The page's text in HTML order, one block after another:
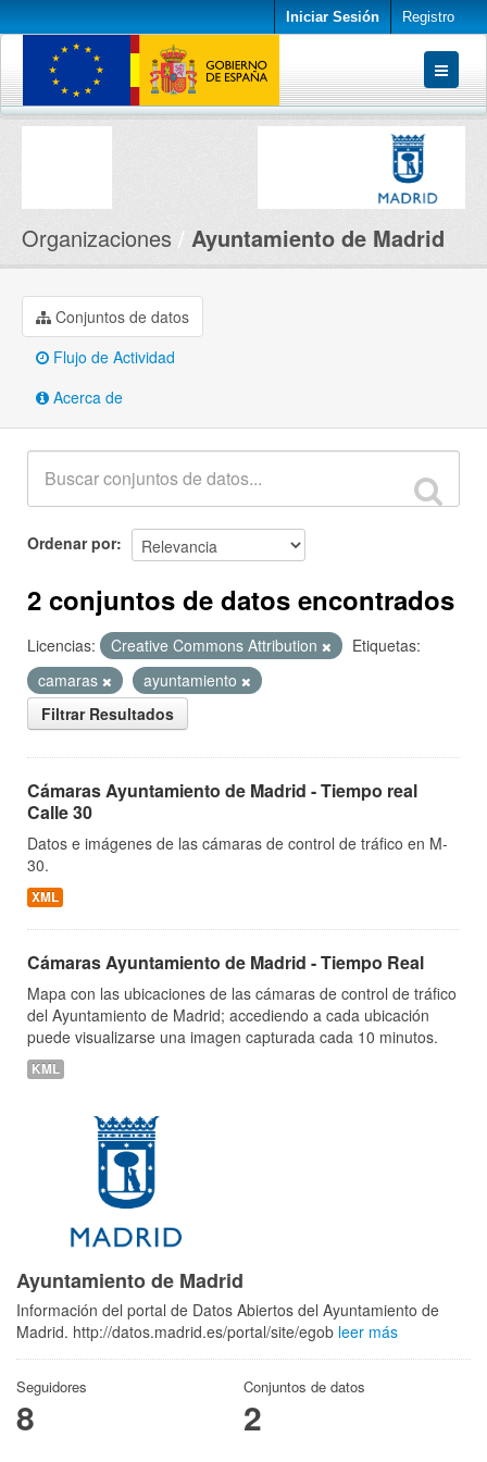
Iniciar Sesión Registro
Conjuntos de datos
Organizaciones Ayuntamiento de Madrid
Conjuntos de datos
Flujo de Actividad
Acerca de
Ordenar por
2 conjuntos de datos encontrados
Licencias: Creative Commons Attribution
Etiquetas:
camaras
ayuntamiento
Filtrar Resultados
Cámaras Ayuntamiento de Madrid - Tiempo real
Calle 30
Datos e imágenes de las cámaras de control de tráfico en M-
30.
XML
Cámaras Ayuntamiento de Madrid - Tiempo Real
Mapa con las ubicaciones de las cámaras de control de tráfico
del Ayuntamiento de Madrid; accediendo a cada ubicación
puede visualizarse una imagen capturada cada 10 minutos.
KML
Ayuntamiento de Madrid
Información del portal de Datos Abiertos del Ayuntamiento de
Madrid. http://datos.madrid.es/portal/site/egob leer más
Seguidores
8
Conjuntos de datos
2